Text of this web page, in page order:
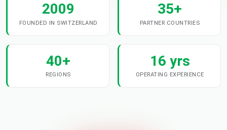
2009
FOUNDED IN SWITZERLAND
35+
PARTNER COUNTRIES
40+
REGIONS
16 yrs
OPERATING EXPERIENCE